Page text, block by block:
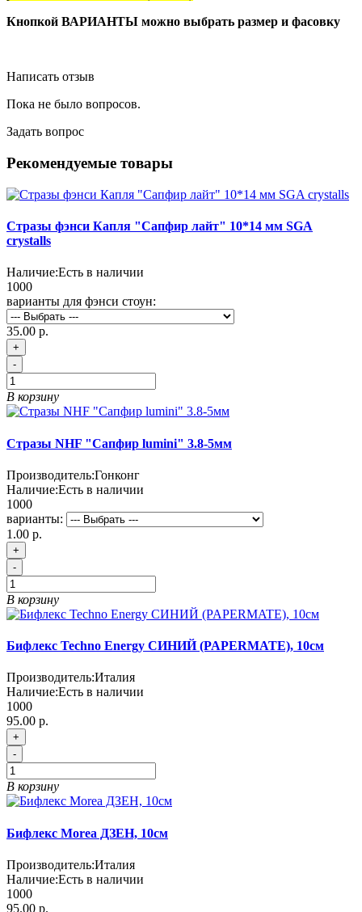
Кнопкой ВАРИАНТЫ можно выбрать размер и фасовку
Написать отзыв
Пока не было вопросов.
Задать вопрос
Рекомендуемые товары
Стразы фэнси Капля "Сапфир лайт" 10*14 мм SGA
crystalls
Наличие:Есть в наличии
1000
варианты для фэнси стоун:
35.00 р.
+
-
В корзину
Стразы NHF "Сапфир lumini" 3.8-5мм
Производитель:Гонконг
Наличие:Есть в наличии
1000
варианты:
1.00 р.
+
-
В корзину
Бифлекс Techno Energy СИНИЙ (PAPERMATE), 10см
Производитель:Италия
Наличие:Есть в наличии
1000
95.00 р.
+
-
В корзину
Бифлекс Morea ДЗЕН, 10см
Производитель:Италия
Наличие:Есть в наличии
1000
95.00 р.